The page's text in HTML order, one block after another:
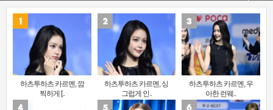
하츠투하츠 카르멘, 깜
찍하게 [..
하츠투하츠 카르멘, 싱
그럽게 인..
하츠투하츠 카르멘, 우
아한 런웨..